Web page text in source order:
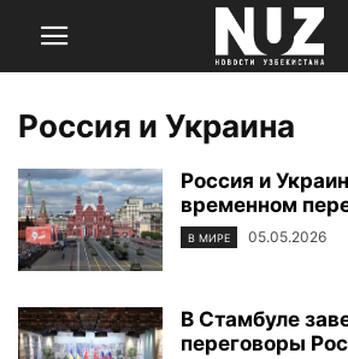
Россия и Украина
Россия и
временном
В МИРЕ 05.05.2026
В Стамбуле
переговоры